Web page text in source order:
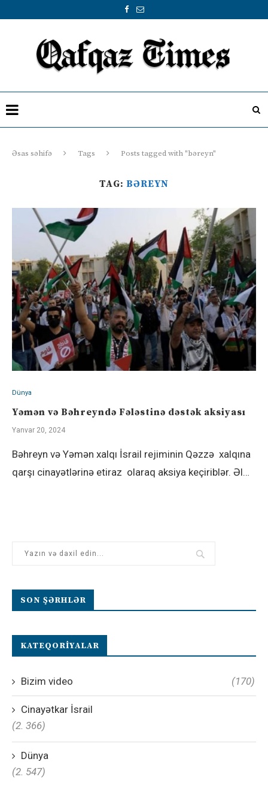
Əsas səhifə Tags Posts tagged with "bəreyn"
TAG: BƏREYN
Dünya
Yəmən və Bəhreyndə Fələstinə dəstək aksiyası
Yanvar 20, 2024
Bəhreyn və Yəmən xalqı İsrail rejiminin Qəzzə xalqına
qarşı cinayətlərinə etiraz olaraq aksiya keçiriblər. Əl…
SON ŞƏRHLƏR
KATEQORIYALAR
Bizim video (170)
Cinayətkar İsrail
(2. 366)
Dünya
(2. 547)